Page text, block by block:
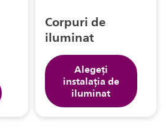
Corpuri de
iluminat
Alegeți
instalaţia de
iluminat